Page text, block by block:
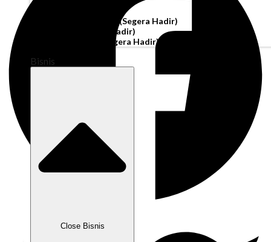
(Segera Hadir)
(Segera Hadir)
(Segera Hadir)
Bisnis
Close Bisnis